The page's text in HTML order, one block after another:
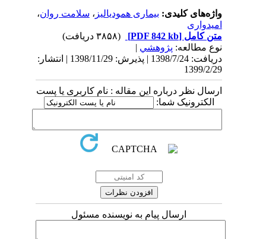
واژه‌های کلیدی:بیماری همودیالیز، سلامت روان ،
امیدواری
متن کامل[PDF 842 kb]
نوع مطالعه:پژوهشي|
دریافت: 1398/7/24 | پذیرش: 1398/11/29 | انتشار:
1399/2/29
ارسال نظر درباره این مقاله : نام کاربری یا پست
الکترونیک شما:
ارسال پیام به نویسنده مسئول